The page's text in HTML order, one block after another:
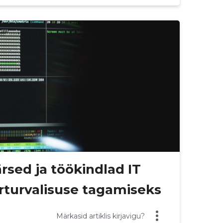
ja töökindlad IT
tagamiseks
Märkasid artiklis kirjavigu?